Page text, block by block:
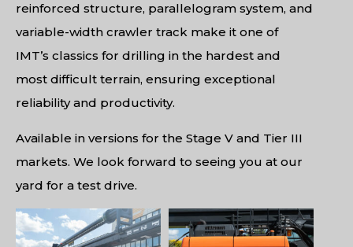
reinforced structure, parallelogram system, and
variable-width crawler track make it one of
IMT’s classics for drilling in the hardest and
most difficult terrain, ensuring exceptional
reliability and productivity.
Available in versions for the Stage V and Tier III
markets. We look forward to seeing you at our
yard for a test drive.